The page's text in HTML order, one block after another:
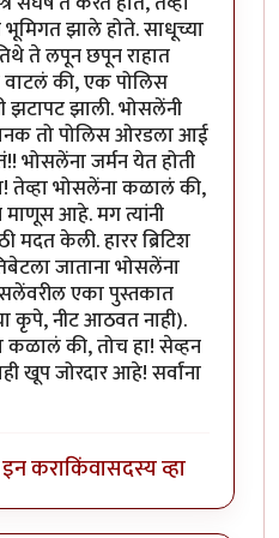
झाले होते. साधूच्या
ते लपून छपून राहात
वाटलं की, एक पोलिस
झटापट झाली. भोसलेंनी
तो पोलिस ओरडला आई
भोसलेंना जर्मन येत होती
तेव्हा भोसलेंना कळालं की,
माणूस आहे. मग त्यांनी
मदत केली. हारर ब्रिटिश
जाताना भोसलेंना
एका पुस्तकात
कृपे, नीट आठवत नाही).
कळालं की, तोच हा! सेव्हन
खूप जोरदार आहे! सर्वांना
कराकिंवासदस्य व्हा